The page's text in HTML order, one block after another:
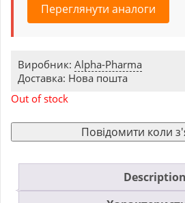
Переглянути аналоги
Виробник: Alpha-Pharma
Доставка: Нова пошта
Out of stock
Повідомити коли
Description